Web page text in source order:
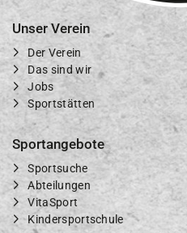
Unser Verein
Der Verein
Das sind wir
Jobs
Sportstätten
Sportangebote
Sportsuche
Abteilungen
VitaSport
Kindersportschule